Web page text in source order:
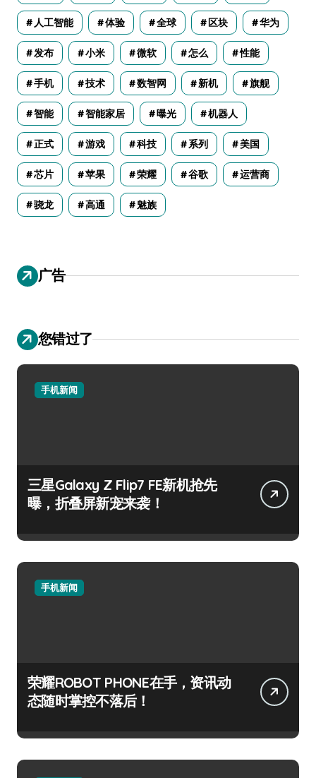
人工智能 体验 全球 区块 华为
发布 小米 微软 怎么 性能
手机 技术 数智网 新机 旗舰
智能 智能家居 曝光 机器人
正式 游戏 科技 系列 美国
芯片 苹果 荣耀 谷歌 运营商
骁龙 高通 魅族
广告
您错过了
手机新闻
三星Galaxy Z Flip7 FE新机抢先
曝，折叠屏新宠来袭！
手机新闻
荣耀ROBOT PHONE在手，资讯动
态随时掌控不落后！